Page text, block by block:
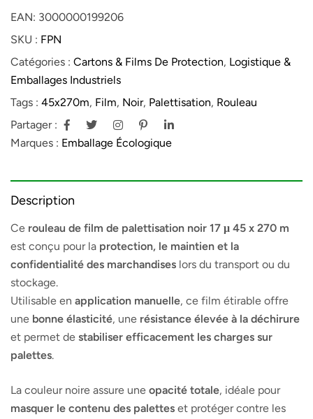
EAN: 3000000199206
SKU : FPN
Catégories : Cartons & Films De Protection, Logistique &
Emballages Industriels
Tags : 45x270m, Film, Noir, Palettisation, Rouleau
Partager :
Marques : Emballage Écologique
Description
Ce rouleau de film de palettisation noir 17 μ 45 x 270 m
est conçu pour la protection, le maintien et la
confidentialité des marchandises lors du transport ou du
stockage.
Utilisable en application manuelle, ce film étirable offre
une bonne élasticité, une résistance élevée à la déchirure
et permet de stabiliser efficacement les charges sur
palettes.
La couleur noire assure une opacité totale, idéale pour
masquer le contenu des palettes et protéger contre les